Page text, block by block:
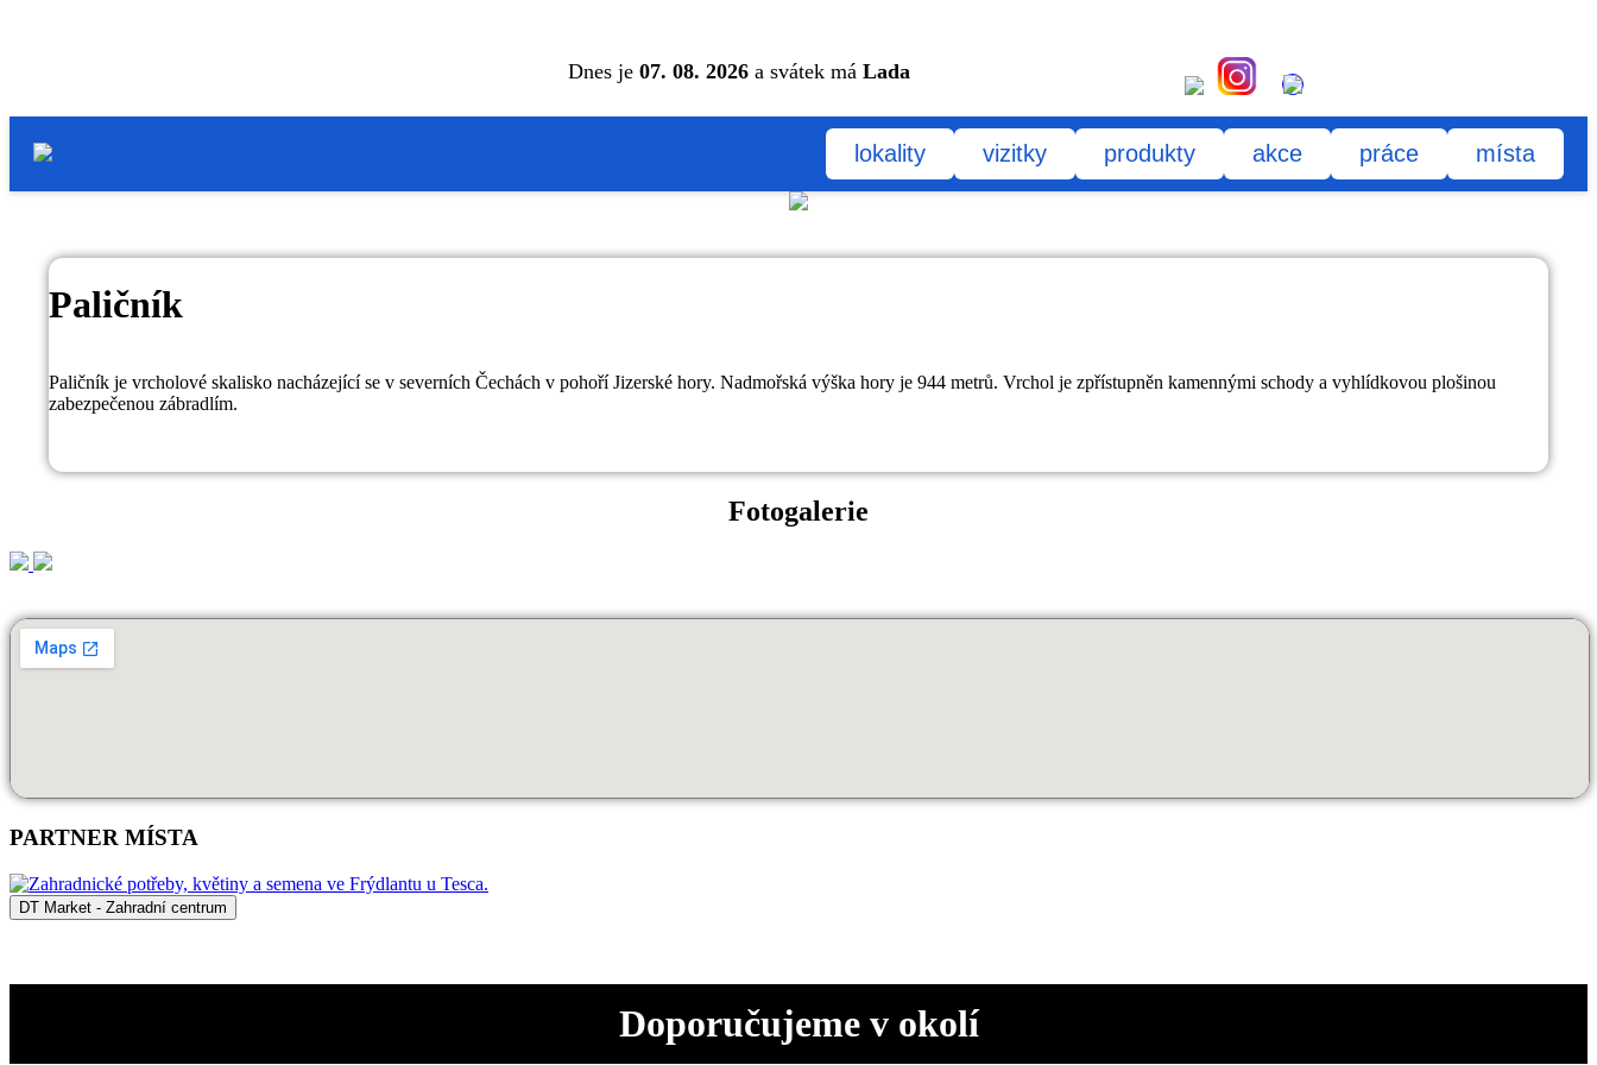
Dnes je 07. 08. 2026a svátek má Lada
lokality vizitky produkty akce práce místa
Paličník
Paličník je vrcholové skalisko nacházející se v severních Čechách v pohoří Jizerské hory. Nadmořská výška hory je 944 metrů. Vrchol je zpřístupněn kamennými schody a vyhlídkovou plošinou
zabezpečenou zábradlím.
Fotogalerie
PARTNER MÍSTA
DT Market - Zahradní centrum
Doporučujeme v okolí